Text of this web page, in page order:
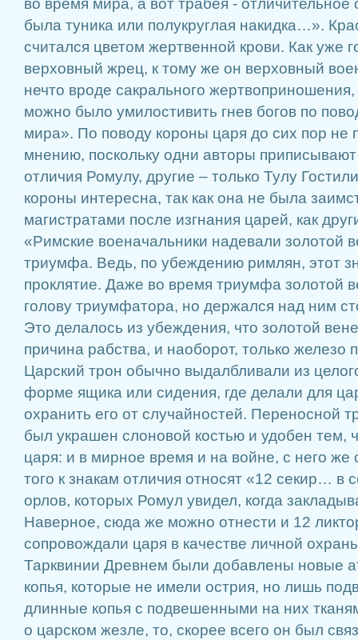
во время мира, а вот трабея - отличительное
была туника или полукруглая накидка…».
считался цветом жертвенной крови. Как уже
верховный жрец, к тому же он верховный
нечто вроде сакрального жертвоприношения,
можно было умилостивить гнев богов по
мира». По поводу короны царя до сих пор не
мнению, поскольку одни авторы
отличия Ромулу, другие – только Тулу
короны интересна, так как она не была
магистратами после изгнания царей, как
«Римские военачальники надевали золотой
триумфа. Ведь, по убеждению римлян, этот
проклятие. Даже во время триумфа золотой
голову триумфатора, но держался над ним
Это делалось из убеждения, что золотой
причина рабства, и наоборот, только железо
Царский трон обычно выдалбливали из
форме ящика или сидения, где делали для
охранить его от случайностей. Переносной
был украшен слоновой костью и удобен тем,
царя: и в мирное время и на войне, с него
того к знакам отличия относят «12 секир… в
орлов, которых Ромул увидел, когда
Наверное, сюда же можно отнести и 12
сопровождали царя в качестве личной
Тарквинии Древнем были добавлены новые
копья, которые не имели острия, но лишь
длинные копья с подвешенными на них
о царском жезле, то, скорее всего он был